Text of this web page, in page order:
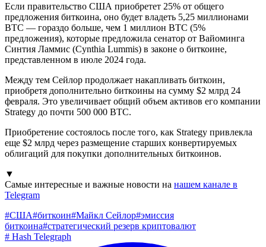
Если правительство США приобретет 25% от общего
предложения биткоина, оно будет владеть 5,25 миллионами
BTC — гораздо больше, чем 1 миллион BTC (5%
предложения), которые предложила сенатор от Вайоминга
Синтия Ламмис (Cynthia Lummis) в законе о биткоине,
представленном в июле 2024 года.
Между тем Сейлор продолжает накапливать биткоин,
приобретя дополнительно биткоины на сумму $2 млрд 24
февраля. Это увеличивает общий объем активов его компании
Strategy до почти 500 000 BTC.
Приобретение состоялось после того, как Strategy привлекла
еще $2 млрд через размещение старших конвертируемых
облигаций для покупки дополнительных биткоинов.
▼
Самые интересные и важные новости на нашем канале в
Telegram
#США#биткоин#Майкл Сейлор#эмиссия
биткоина#стратегический резерв криптовалют
# Hash Telegraph